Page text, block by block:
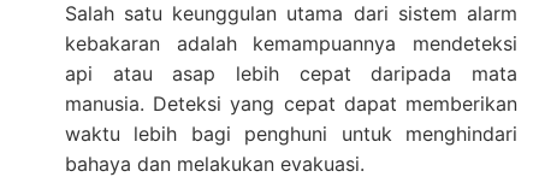
Salah satu keunggulan utama dari sistem alarm
kebakaran adalah kemampuannya mendeteksi
api atau asap lebih cepat daripada mata
manusia. Deteksi yang cepat dapat memberikan
waktu lebih bagi penghuni untuk menghindari
bahaya dan melakukan evakuasi.